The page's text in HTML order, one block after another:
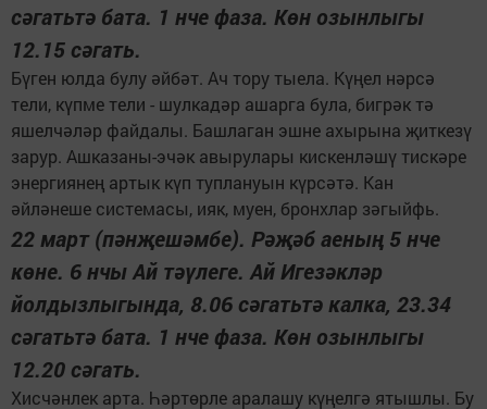
сәгатьтә бата. 1 нче фаза. Көн озынлыгы
12.15 сәгать.
Бүген юлда булу әйбәт. Ач тору тыела. Күңел нәрсә
тели, күпме тели - шулкадәр ашарга була, бигрәк тә
яшелчәләр файдалы. Башлаган эшне ахырына җиткезү
зарур. Ашказаны-эчәк авырулары кискенләшү тискәре
энергиянең артык күп туплануын күрсәтә. Кан
әйләнеше системасы, ияк, муен, бронхлар зәгыйфь.
22 март (пәнҗешәмбе). Рәҗәб аеның 5 нче
көне. 6 нчы Ай тәүлеге. Ай Игезәкләр
йолдызлыгында, 8.06 сәгатьтә калка, 23.34
сәгатьтә бата. 1 нче фаза. Көн озынлыгы
12.20 сәгать.
Хисчәнлек арта. Һәртөрле аралашу күңелгә ятышлы. Бу